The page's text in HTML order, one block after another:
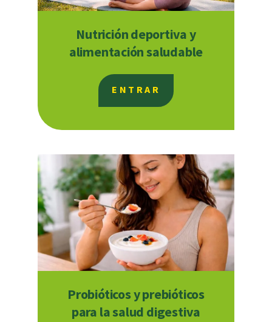
Nutrición deportiva y
alimentación saludable
ENTRAR
Probióticos y prebióticos
para la salud digestiva